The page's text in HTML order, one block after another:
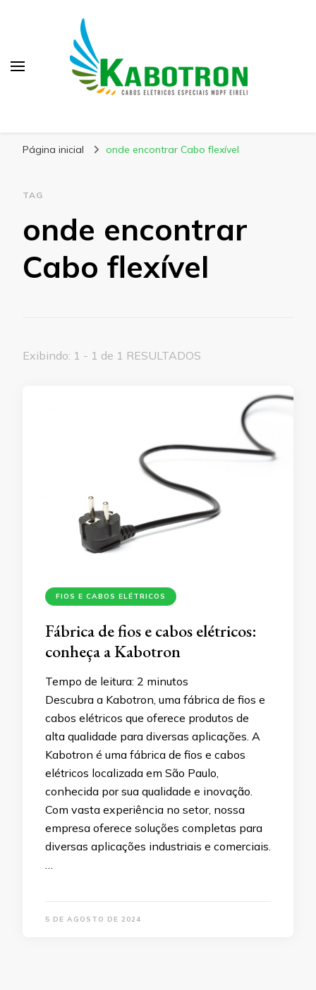
Página inicial onde encontrar Cabo flexível
TAG
onde encontrar
Cabo flexível
Exibindo: 1 - 1 de 1 RESULTADOS
FIOS E CABOS ELÉTRICOS
Fábrica de fios e cabos elétricos:
conheça a Kabotron
Tempo de leitura: 2 minutos
Descubra a Kabotron, uma fábrica de fios e
cabos elétricos que oferece produtos de
alta qualidade para diversas aplicações. A
Kabotron é uma fábrica de fios e cabos
elétricos localizada em São Paulo,
conhecida por sua qualidade e inovação.
Com vasta experiência no setor, nossa
empresa oferece soluções completas para
diversas aplicações industriais e comerciais.
5 DE AGOSTO DE 2024